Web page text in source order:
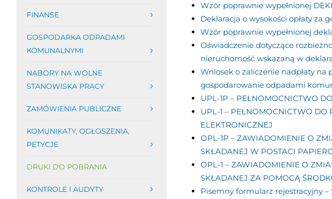
FINANSE
GOSPODARKA ODPADAMI
KOMUNALNYMI
NABORY NA WOLNE
STANOWISKA PRACY
ZAMÓWIENIA PUBLICZNE
KOMUNIKATY, OGŁOSZENIA,
PETYCJE
DRUKI DO POBRANIA
KONTROLE I AUDYTY
Wzór poprawnie wypełnionej
Deklaracja o wysokości opłaty za
Wzór poprawnie wypełnionej
Oświadczenie dotyczące
nieruchomość wskazaną w
Wniosek o zaliczenie nadpłaty na
gospodarowanie odpadami
UPL-1P – PEŁNOMOCNICTWO
UPL-1 – PEŁNOMOCNICTWO
ELEKTRONICZNEJ
OPL-1P – ZAWIADOMIENIE O
SKŁADANEJ W POSTACI
OPL-1 – ZAWIADOMIENIE O
SKŁADANEJ ZA POMOCĄ
Pisemny formularz rejestracyjny